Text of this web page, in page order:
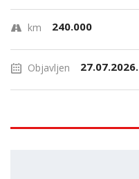
km 240.000
Objavljen 27.07.2026.